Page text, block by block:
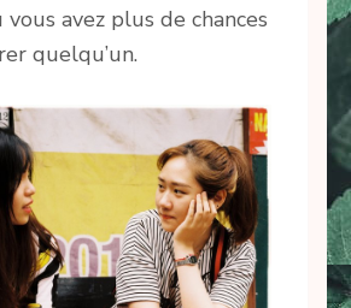
avez plus de chances
quelqu’un.